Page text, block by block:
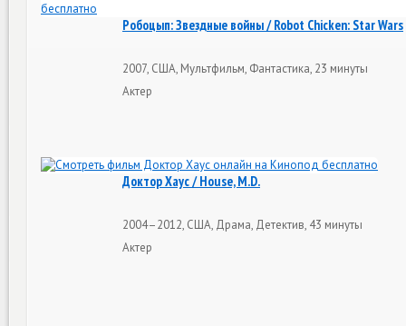
Робоцып: Звездные войны / Robot Chicken: Star Wars
2007, США, Мультфильм, Фантастика, 23 минуты
Актер
Доктор Хаус / House, M.D.
2004–2012, США, Драма, Детектив, 43 минуты
Актер